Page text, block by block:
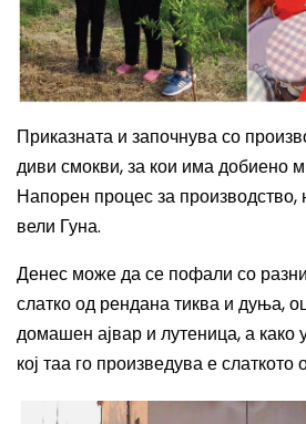
Приказната и започнува со
диви смокви, за кои има добиено
Напорен процес за производство,
вели Гуна.
Денес може да се пофали со разни
слатко од рендана тиква и дуња,
домашен ајвар и лутеница, а како
кој таа го произведува е слаткото